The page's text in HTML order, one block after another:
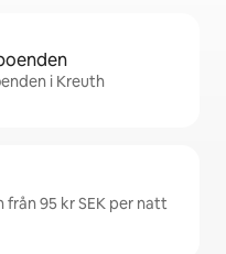
i Kreuth
95 kr SEK per natt